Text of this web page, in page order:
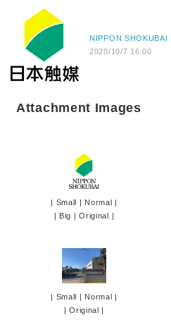
NIPPON SHOKUBAI
2020/10/7 16:00
Attachment Images
| Small | Normal |
| Big |Original |
| Small | Normal |
|Original |